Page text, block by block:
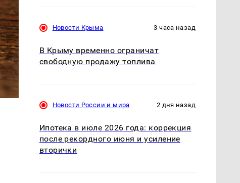
Новости Крыма 3 часа назад
В Крыму временно ограничат
свободную продажу топлива
Новости России и мира 2 дня назад
Ипотека в июле 2026 года: коррекция
после рекордного июня и усиление
вторички